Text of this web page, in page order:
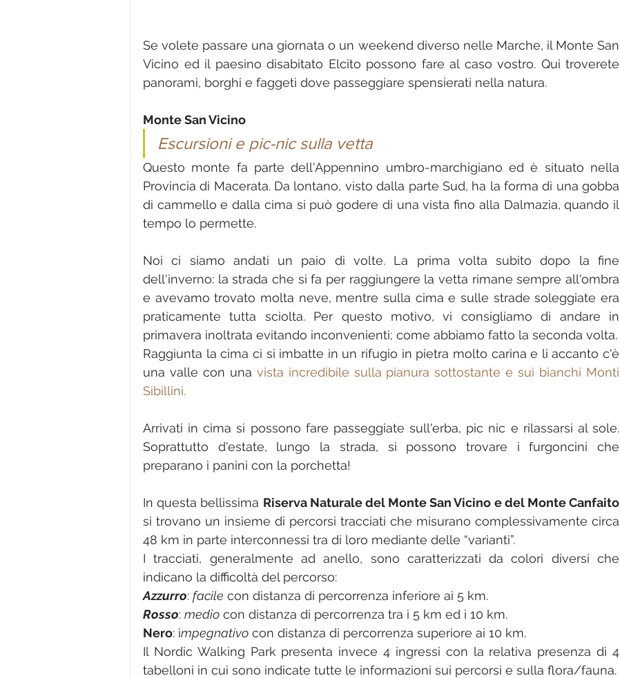
Se volete passare una giornata o un weekend diverso nelle Marche, il Monte San
Vicino ed il paesino disabitato Elcito possono fare al caso vostro. Qui troverete
panorami, borghi e faggeti dove passeggiare spensierati nella natura.
Monte San Vicino
Escursioni e pic-nic sulla vetta
Questo monte fa parte dell'Appennino umbro-marchigiano ed è situato nella
Provincia di Macerata. Da lontano, visto dalla parte Sud, ha la forma di una gobba
di cammello e dalla cima si può godere di una vista fino alla Dalmazia, quando il
tempo lo permette.
Noi ci siamo andati un paio di volte. La prima volta subito dopo la fine
dell'inverno: la strada che si fa per raggiungere la vetta rimane sempre all'ombra
e avevamo trovato molta neve, mentre sulla cima e sulle strade soleggiate era
praticamente tutta sciolta. Per questo motivo, vi consigliamo di andare in
primavera inoltrata evitando inconvenienti; come abbiamo fatto la seconda volta.
Raggiunta la cima ci si imbatte in un rifugio in pietra molto carina e li accanto c'è
una valle con una vista incredibile sulla pianura sottostante e sui bianchi Monti
Sibillini.
Arrivati in cima si possono fare passeggiate sull'erba, pic nic e rilassarsi al sole.
Soprattutto d'estate, lungo la strada, si possono trovare i furgoncini che
preparano i panini con la porchetta!
In questa bellissima Riserva Naturale del Monte San Vicino e del Monte Canfaito
si trovano un insieme di percorsi tracciati che misurano complessivamente circa
48 km in parte interconnessi tra di loro mediante delle “varianti”.
I tracciati, generalmente ad anello, sono caratterizzati da colori diversi che
indicano la difficoltà del percorso:
Azzurro: facile con distanza di percorrenza inferiore ai 5 km.
Rosso: medio con distanza di percorrenza tra i 5 km ed i 10 km.
Nero: impegnativo con distanza di percorrenza superiore ai 10 km.
Il Nordic Walking Park presenta invece 4 ingressi con la relativa presenza di 4
tabelloni in cui sono indicate tutte le informazioni sui percorsi e sulla flora/fauna.